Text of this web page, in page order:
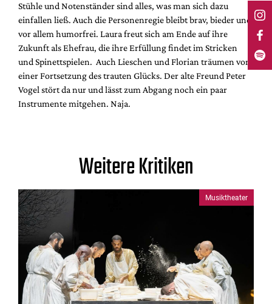
Stühle und Notenständer sind alles, was man sich dazu
einfallen ließ. Auch die Personenregie bleibt brav, bieder und
vor allem humorfrei. Laura freut sich am Ende auf ihre
Zukunft als Ehefrau, die ihre Erfüllung findet im Stricken
und Spinettspielen. Auch Lieschen und Florian träumen von
einer Fortsetzung des trauten Glücks. Der alte Freund Peter
Vogel stört da nur und lässt zum Abgang noch ein paar
Instrumente mitgehen. Naja.
Weitere Kritiken
Musiktheater